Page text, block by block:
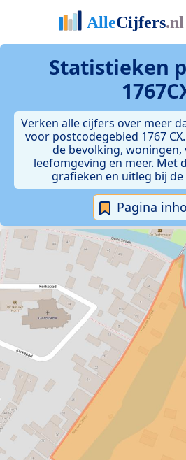
Statistieken
Verken alle cijfers over meer
voor postcodegebied 1767
de bevolking, woningen,
leefomgeving en meer. Met
grafieken en uitleg bij
Pagina